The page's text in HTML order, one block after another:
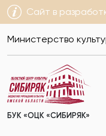
Сайт в
Министерство
БУК «ОЦК «СИБИРЯК»